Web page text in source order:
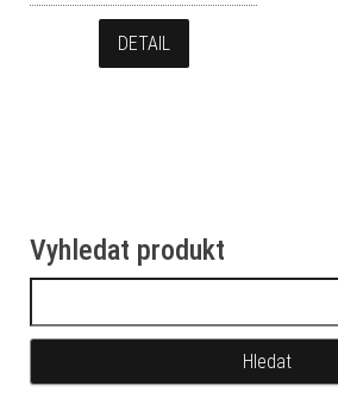
DETAIL
Vyhledat produkt